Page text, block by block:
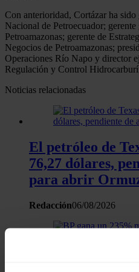
Con anterioridad, Cortázar ha
Nacional de Petroecuador;
Petroamazonas; gerente de
Negocios de Petroamazonas;
Operaciones Río Napo y director
Regulación y Control
Noticias relacionadas
El petróleo de
76,27 dólares,
para abrir
Redacción06/08/2026